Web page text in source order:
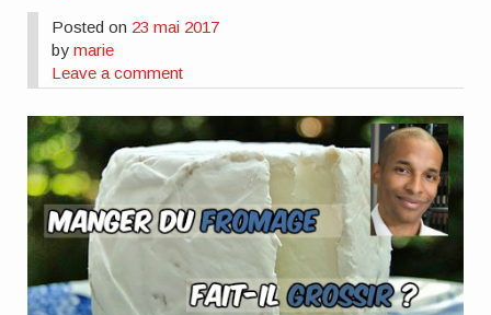
Posted on 23 mai 2017
bymarie
Leave a comment